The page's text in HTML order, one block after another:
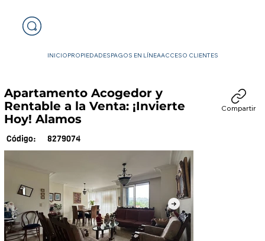
INICIOPROPIEDADESPAGOS EN LÍNEAACCESO CLIENTES
Apartamento Acogedor y
Rentable a la Venta: ¡Invierte
Hoy! Alamos
Código: 8279074
Compartir